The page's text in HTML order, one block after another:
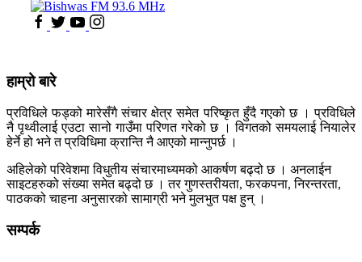
हाम्रो बारे
प्रविधिले फड्को मारेसँगै संचार क्षेत्र समेत परिष्कृत हुँदै गएको छ । प्रविधिले
नै पृथ्वीलाई एउटा सानो गाउँमा परिणत गरेको छ । विगतको समयलाई नियालेर
हेर्ने हो भने त प्रविधिमा क्रान्ति नै आएको मान्नुपर्छ ।
अहिलेको परिवेशमा विधुतीय संचारमाध्यमको आकर्षण बढ्दो छ । अनलाईन
साइटहरुको संख्या समेत बढ्दो छ । तर गुणस्तरीयता, फरकपना, निरन्तरता,
पाठकको चाहना अनुसारको सामाग्री भने मुलभुत पक्ष हुन् ।
सम्पर्क